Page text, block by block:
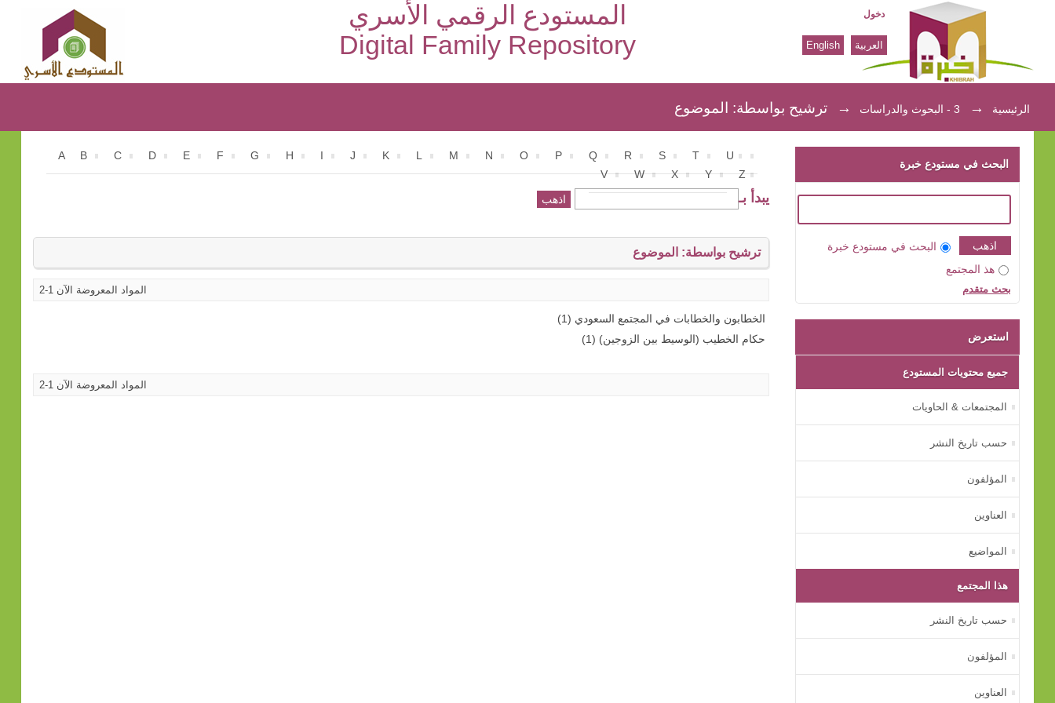
المستودع الرقمي الأسري
Digital Family Repository
ترشيح بواسطة: الموضوع
دخول
العربية English
الرئيسية → 3 - البحوث والدراسات → ترشيح بواسطة: الموضوع
A B C D E F G H J K L M N O P Q R S T
U
V
W X Y Z
يبدأ بـ
ترشيح بواسطة: الموضوع
المواد المعروضة الآن 1-2
الخطابون والخطابات في المجتمع السعودي (1)
حكام الخطيب (الوسيط بين الزوجين) (1)
المواد المعروضة الآن 1-2
البحث في مستودع خبرة
البحث في مستودع خبرة
هذ المجتمع
بحث متقدم
استعرض
جميع محتويات المستودع
المجتمعات & الحاويات
حسب تاريخ النشر
المؤلفون
العناوين
المواضيع
هذا المجتمع
حسب تاريخ النشر
المؤلفون
العناوين